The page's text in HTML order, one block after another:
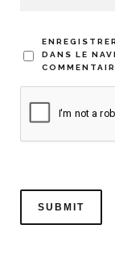
DANS LE